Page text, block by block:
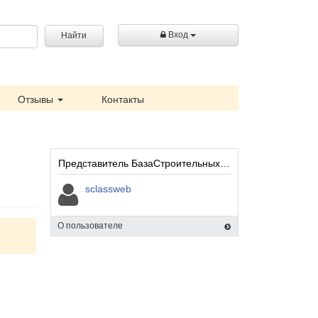
Найти Вход
Отзывы Контакты
sclassweb
О пользователе